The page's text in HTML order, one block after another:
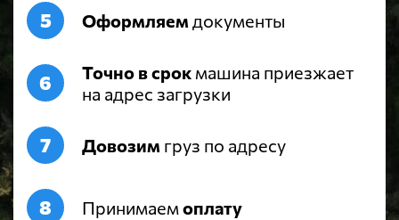
Оформляем документы
Точно в срок машина приезжает
на адрес загрузки
Довозим груз по адресу
Принимаем оплату